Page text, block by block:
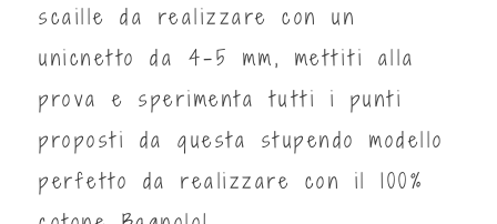
scaille da realizzare con un
unicnetto da 4-5 mm, mettiti alla
prova e sperimenta tutti i punti
proposti da questa stupendo modello
perfetto da realizzare con il 100%